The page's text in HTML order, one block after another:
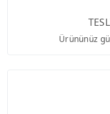
Ürününüz